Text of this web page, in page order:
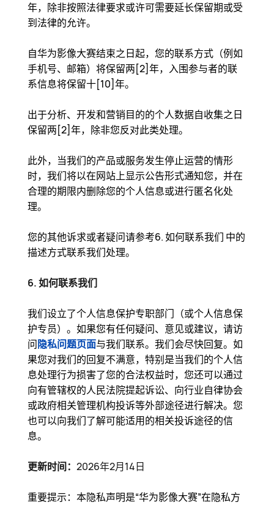
年，除非按照法律要求或许可需要延长保留期或受
到法律的允许。
自华为影像大赛结束之日起，您的联系方式（例如
手机号、邮箱）将保留两[2]年，入围参与者的联
系信息将保留十[10]年。
出于分析、开发和营销目的的个人数据自收集之日
保留两[2]年，除非您反对此类处理。
此外，当我们的产品或服务发生停止运营的情形
时，我们将以在网站上显示公告形式通知您，并在
合理的期限内删除您的个人信息或进行匿名化处
理。
您的其他诉求或者疑问请参考6. 如何联系我们 中的
描述方式联系我们处理。
6. 如何联系我们
我们设立了个人信息保护专职部门（或个人信息保
护专员）。如果您有任何疑问、意见或建议，请访
问隐私问题页面与我们联系。我们会尽快回复。如
果您对我们的回复不满意，特别是当我们的个人信
息处理行为损害了您的合法权益时，您还可以通过
向有管辖权的人民法院提起诉讼、向行业自律协会
或政府相关管理机构投诉等外部途径进行解决。您
也可以向我们了解可能适用的相关投诉途径的信
息。
更新时间： 2026年2月14日
重要提示：本隐私声明是“华为影像大赛”在隐私方